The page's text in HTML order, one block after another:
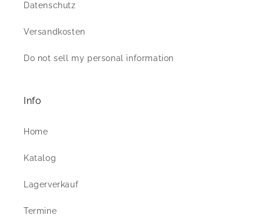
Datenschutz
Versandkosten
Do not sell my personal information
Info
Home
Katalog
Lagerverkauf
Termine